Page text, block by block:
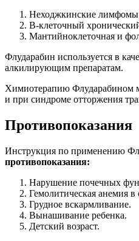
Неходжкинские лимфомы
В-клеточный
Мантийноклеточная и
Флударабин используется в
алкилирующим препаратам.
Химиотерапию Флударабином
и при синдроме отторжения
Противопоказания
Инструкция по применению
противопоказания:
Нарушение почечных
Гемолитическая анемия
Грудное вскармливание.
Вынашивание ребенка.
Детский возраст.